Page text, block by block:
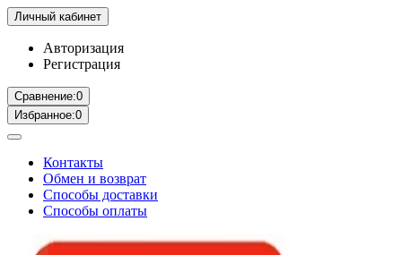
Личный кабинет
Авторизация
Регистрация
Сравнение:0
Избранное:0
Контакты
Обмен и возврат
Способы доставки
Способы оплаты